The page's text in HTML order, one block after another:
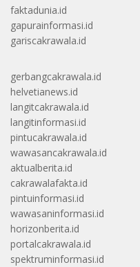
faktadunia.id
gapurainformasi.id
gariscakrawala.id
gerbangcakrawala.id
helvetianews.id
langitcakrawala.id
langitinformasi.id
pintucakrawala.id
wawasancakrawala.id
aktualberita.id
cakrawalafakta.id
pintuinformasi.id
wawasaninformasi.id
horizonberita.id
portalcakrawala.id
spektruminformasi.id